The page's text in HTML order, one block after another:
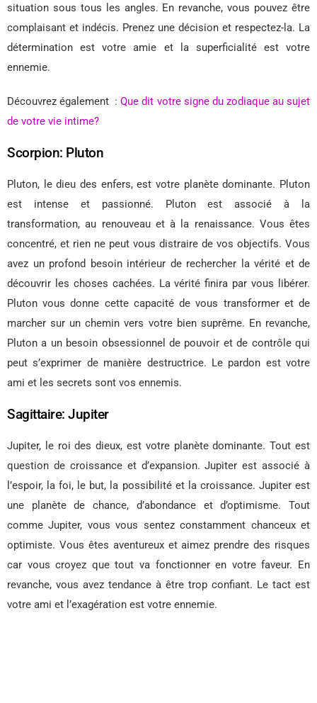
situation sous tous les angles. En revanche, vous pouvez être
complaisant et indécis. Prenez une décision et respectez-la. La
détermination est votre amie et la superficialité est votre
ennemie.
Découvrez également :Que dit votre signe du zodiaque au sujet
de votre vie intime?
Scorpion: Pluton
Pluton, le dieu des enfers, est votre planète dominante. Pluton
est intense et passionné. Pluton est associé à la
transformation, au renouveau et à la renaissance. Vous êtes
concentré, et rien ne peut vous distraire de vos objectifs. Vous
avez un profond besoin intérieur de rechercher la vérité et de
découvrir les choses cachées. La vérité finira par vous libérer.
Pluton vous donne cette capacité de vous transformer et de
marcher sur un chemin vers votre bien suprême. En revanche,
Pluton a un besoin obsessionnel de pouvoir et de contrôle qui
peut s’exprimer de manière destructrice. Le pardon est votre
ami et les secrets sont vos ennemis.
Sagittaire: Jupiter
Jupiter, le roi des dieux, est votre planète dominante. Tout est
question de croissance et d’expansion. Jupiter est associé à
l’espoir, la foi, le but, la possibilité et la croissance. Jupiter est
une planète de chance, d’abondance et d’optimisme. Tout
comme Jupiter, vous vous sentez constamment chanceux et
optimiste. Vous êtes aventureux et aimez prendre des risques
car vous croyez que tout va fonctionner en votre faveur. En
revanche, vous avez tendance à être trop confiant. Le tact est
votre ami et l’exagération est votre ennemie.